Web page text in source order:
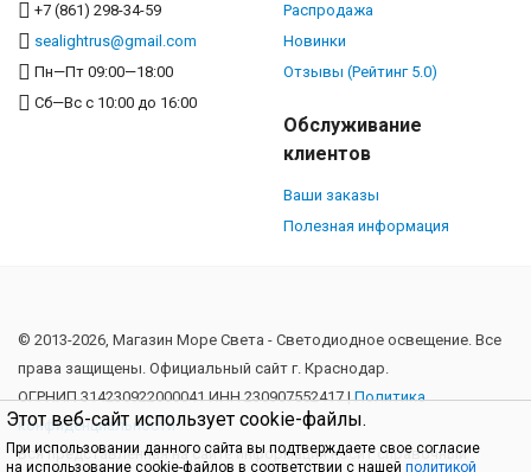
+7 (861) 298-34-59
sealightrus@gmail.com
Пн—Пт 09:00—18:00
Сб—Вс с 10:00 до 16:00
Распродажа
Новинки
Отзывы (Рейтинг 5.0)
Обслуживание
клиентов
Ваши заказы
Полезная информация
Этот веб-сайт использует cookie-файлы.
При использовании данного сайта вы подтверждаете свое согласие
на использование cookie-файлов в соответствии с нашей политикой
© 2013-2026, Магазин Море Света - Cветодиодное освещение. Все
права защищены. Официальный сайт г. Краснодар.
ОГРНИП 314230922000041 ИНН 230907552417 |Политика
конфиденциальности
Вся представленная на сайте информация носит справочный